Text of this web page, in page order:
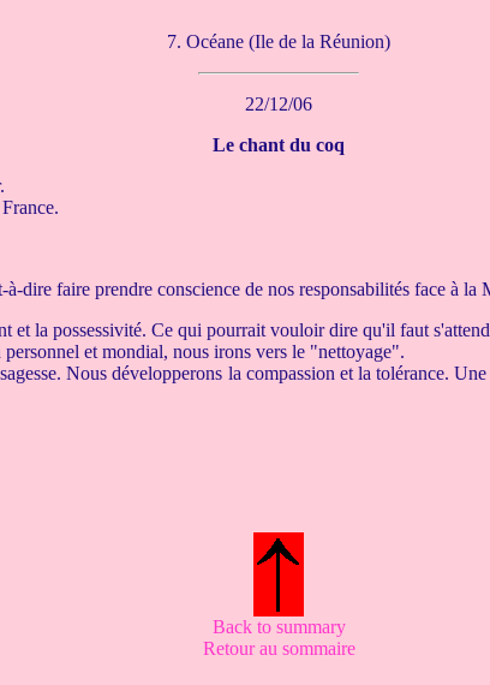
7. Océane (Ile de la Réunion)
22/12/06
Le chant du coq
dire faire prendre conscience de nos responsabilités face à
et la possessivité. Ce qui pourrait vouloir dire qu'il faut
et mondial, nous irons vers le "nettoyage".
Nous développerons la compassion et la tolérance.
Back to summary
Retour au sommaire